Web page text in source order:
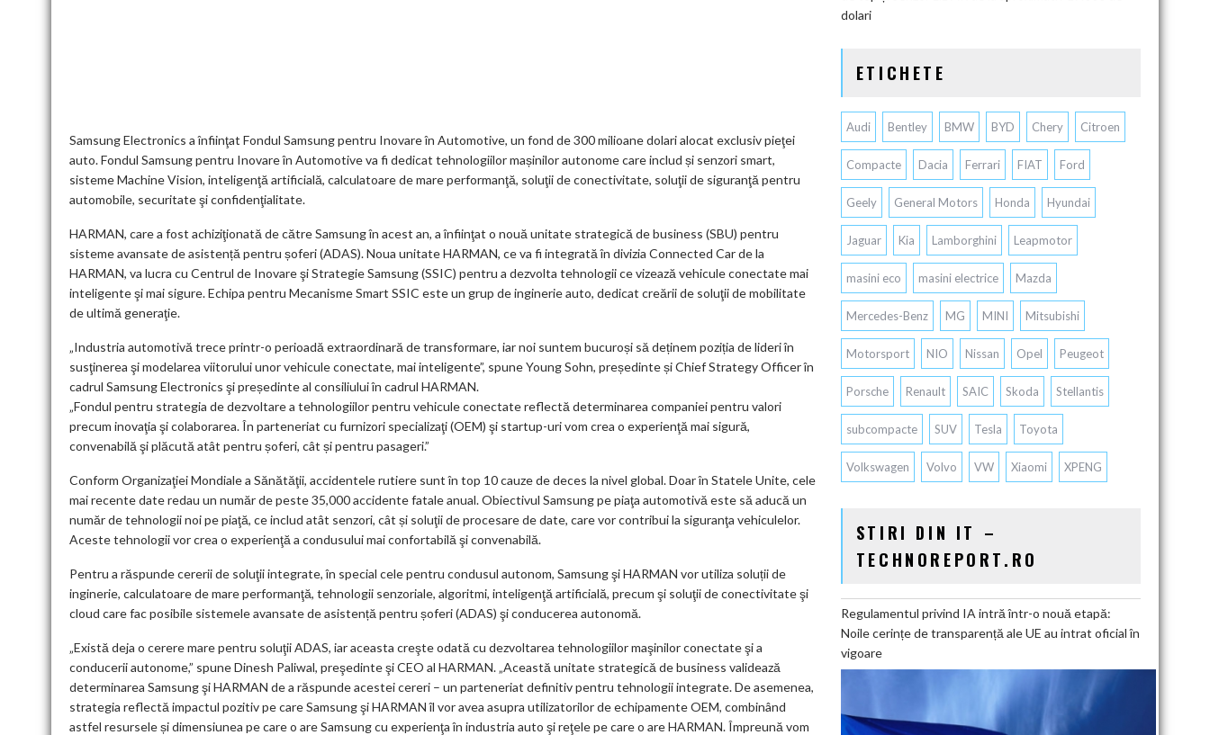
k
p
m
o
o
m
ar
ks
Samsung Electronics a înfiinţat Fondul Samsung pentru Inovare în Automotive, un fond de 300 milioane dolari alocat exclusiv pieţei
auto. Fondul Samsung pentru Inovare în Automotive va fi dedicat tehnologiilor mașinilor autonome care includ și senzori smart,
sisteme Machine Vision, inteligenţă artificială, calculatoare de mare performanţă, soluţii de conectivitate, soluţii de siguranţă pentru
automobile, securitate şi confidenţialitate.
HARMAN, care a fost achiziţionată de către Samsung în acest an, a înfiinţat o nouă unitate strategică de business (SBU) pentru
sisteme avansate de asistență pentru șoferi (ADAS). Noua unitate HARMAN, ce va fi integrată în divizia Connected Car de la
HARMAN, va lucra cu Centrul de Inovare şi Strategie Samsung (SSIC) pentru a dezvolta tehnologii ce vizează vehicule conectate mai
inteligente şi mai sigure. Echipa pentru Mecanisme Smart SSIC este un grup de inginerie auto, dedicat creării de soluţii de mobilitate
de ultimă generaţie.
„Industria automotivă trece printr-o perioadă extraordinară de transformare, iar noi suntem bucuroși să deținem poziția de lideri în
susţinerea şi modelarea viitorului unor vehicule conectate, mai inteligente”, spune Young Sohn, președinte și Chief Strategy Officer în
cadrul Samsung Electronics şi președinte al consiliului în cadrul HARMAN.
„Fondul pentru strategia de dezvoltare a tehnologiilor pentru vehicule conectate reflectă determinarea companiei pentru valori
precum inovaţia şi colaborarea. În parteneriat cu furnizori specializaţi (OEM) şi startup-uri vom crea o experienţă mai sigură,
convenabilă şi plăcută atât pentru șoferi, cât și pentru pasageri.”
Conform Organizaţiei Mondiale a Sănătăţii, accidentele rutiere sunt în top 10 cauze de deces la nivel global. Doar în Statele Unite, cele
mai recente date redau un număr de peste 35,000 accidente fatale anual. Obiectivul Samsung pe piaţa automotivă este să aducă un
număr de tehnologii noi pe piaţă, ce includ atât senzori, cât și soluţii de procesare de date, care vor contribui la siguranţa vehiculelor.
Aceste tehnologii vor crea o experienţă a condusului mai confortabilă şi convenabilă.
Pentru a răspunde cererii de soluţii integrate, în special cele pentru condusul autonom, Samsung şi HARMAN vor utiliza soluții de
inginerie, calculatoare de mare performanţă, tehnologii senzoriale, algoritmi, inteligenţă artificială, precum şi soluţii de conectivitate şi
cloud care fac posibile sistemele avansate de asistență pentru șoferi (ADAS) şi conducerea autonomă.
„Există deja o cerere mare pentru soluţii ADAS, iar aceasta creşte odată cu dezvoltarea tehnologiilor maşinilor conectate şi a
conducerii autonome,” spune Dinesh Paliwal, preşedinte şi CEO al HARMAN. „Această unitate strategică de business validează
determinarea Samsung şi HARMAN de a răspunde acestei cereri – un parteneriat definitiv pentru tehnologii integrate. De asemenea,
strategia reflectă impactul pozitiv pe care Samsung şi HARMAN îl vor avea asupra utilizatorilor de echipamente OEM, combinând
astfel resursele și dimensiunea pe care o are Samsung cu experienţa în industria auto şi reţele pe care o are HARMAN. Împreună vom
dolari
ETICHETE
Audi Bentley BMW BYD Chery Citroen
Compacte Dacia Ferrari FIAT Ford
Geely General Motors Honda Hyundai
Jaguar Kia Lamborghini Leapmotor
masini eco masini electrice Mazda
Mercedes-Benz MG MINI Mitsubishi
Motorsport NIO Nissan Opel Peugeot
Porsche Renault SAIC Skoda Stellantis
subcompacte SUV Tesla Toyota
Volkswagen Volvo VW Xiaomi XPENG
STIRI DIN IT –
TECHNOREPORT.RO
Regulamentul privind IA intră într-o nouă etapă:
Noile cerințe de transparență ale UE au intrat oficial în
vigoare